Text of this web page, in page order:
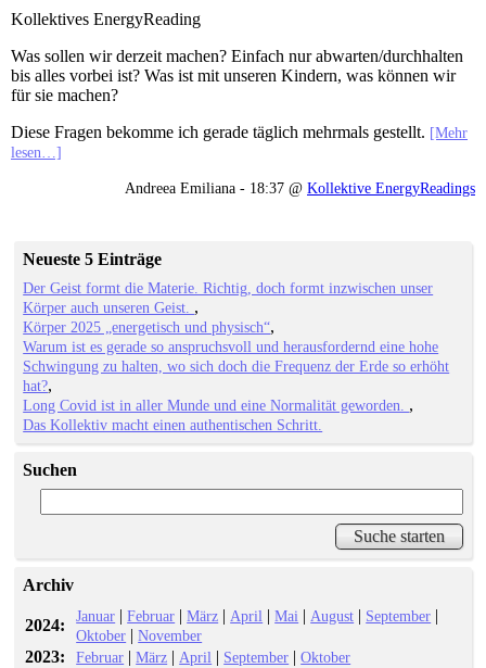
Kollektives EnergyReading
Was sollen wir derzeit machen? Einfach nur abwarten/durchhalten
bis alles vorbei ist? Was ist mit unseren Kindern, was können wir
für sie machen?
Diese Fragen bekomme ich gerade täglich mehrmals gestellt. [Mehr
lesen…]
Andreea Emiliana - 18:37 @ Kollektive EnergyReadings
Neueste 5 Einträge
Der Geist formt die Materie. Richtig, doch formt inzwischen unser
Körper auch unseren Geist.
Körper 2025 „energetisch und physisch“
Warum ist es gerade so anspruchsvoll und herausfordernd eine hohe
Schwingung zu halten, wo sich doch die Frequenz der Erde so erhöht
hat?
Long Covid ist in aller Munde und eine Normalität geworden.
Das Kollektiv macht einen authentischen Schritt.
Suchen
Archiv
2024: Januar |Februar |März |April |Mai |August September
Oktober |November
2023: Februar |März |April September |Oktober